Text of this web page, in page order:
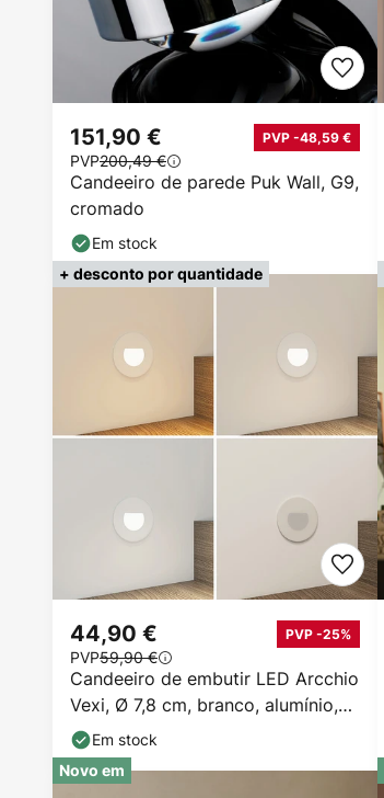
Candeeiro de parede Puk Wall, G9,
cromado
151,90 € PVP -48,59 €
PVP200,49 €
Em stock
+ desconto por quantidade
Candeeiro de embutir LED Arcchio
Vexi, Ø 7,8 cm, branco, alumínio,
CCT
44,90 € PVP -25%
PVP59,90 €
Em stock
Novo em